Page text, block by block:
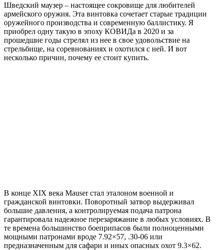
Шведский маузер – настоящее сокровище для любителей
армейского оружия. Эта винтовка сочетает старые традиции
оружейного производства и современную баллистику. Я
приобрел одну такую в эпоху КОВИДа в 2020 и за
прошедшие годы стрелял из нее в свое удовольствие на
стрельбище, на соревнованиях и охотился с ней. И вот
несколько причин, почему ее стоит купить.
В конце XIX века Mauser стал эталоном военной и
гражданской винтовки. Поворотный затвор выдерживал
большие давления, а контролируемая подача патрона
гарантировала надежное перезаряжание в любых условиях. В
те времена большинство боеприпасов были полноценными
мощными патронами вроде 7.92×57, .30-06 или
предназначенным для сафари и иных опасных охот 9.3×62.